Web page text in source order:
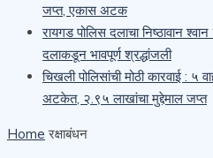
जप्त, एकास अटक
रायगड पोलिस दलाचा निष्ठावान
दलाकडून भावपूर्ण श्रद्धांजली
चिखली पोलिसांची मोठी कारवाई : ५
अटकेत, २.९५ लाखांचा मुद्देमाल जप्त
Home रक्षाबंधन